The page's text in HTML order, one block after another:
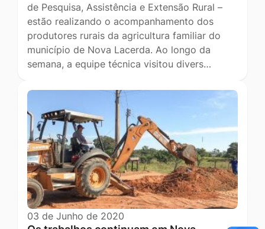
de Pesquisa, Assistência e Extensão Rural –
estão realizando o acompanhamento dos
produtores rurais da agricultura familiar do
município de Nova Lacerda. Ao longo da
semana, a equipe técnica visitou divers…
03 de Junho de 2020